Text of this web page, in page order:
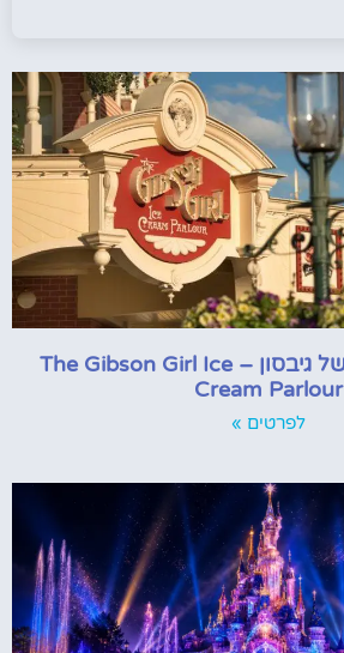
טרקלין הגלידות של גיבסון – The Gibson Girl Ice
Cream Parlour
לפרטים »